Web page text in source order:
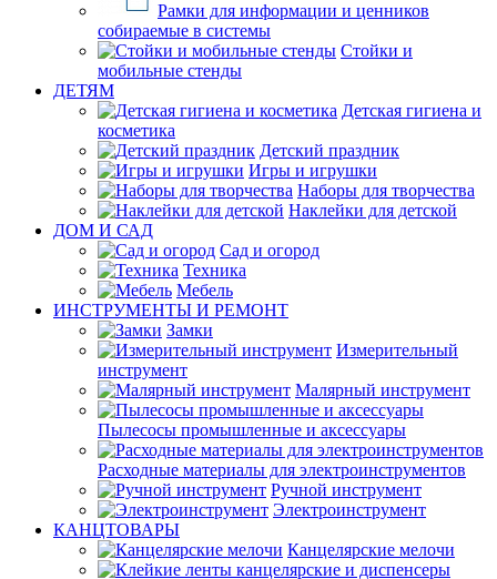
Рамки для информации и ценников
собираемые в системы
Стойки и
мобильные стенды
ДЕТЯМ
Детская гигиена и
косметика
Детский праздник
Игры и игрушки
Наборы для творчества
Наклейки для детской
ДОМ И САД
Сад и огород
Техника
Мебель
ИНСТРУМЕНТЫ И РЕМОНТ
Замки
Измерительный
инструмент
Малярный инструмент
Пылесосы промышленные и аксессуары
Расходные материалы для электроинструментов
Ручной инструмент
Электроинструмент
КАНЦТОВАРЫ
Канцелярские мелочи